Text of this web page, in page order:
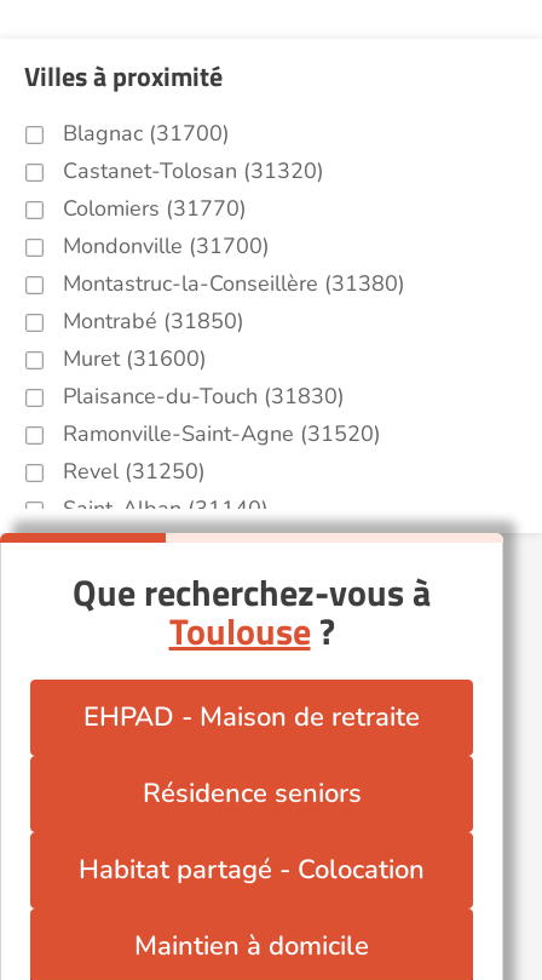
Villes à proximité
Blagnac (31700)
Castanet-Tolosan (31320)
Colomiers (31770)
Mondonville (31700)
Montastruc-la-Conseillère (31380)
Montrabé (31850)
Muret (31600)
Plaisance-du-Touch (31830)
Ramonville-Saint-Agne (31520)
Revel (31250)
Saint-Alban (31140)
Saint-Jean (31240)
Saint-Sulpice-sur-Lèze (31410)
Trébons-sur-la-Grasse (31290)
Villemur-sur-Tarn (31340)
Que recherchez-vous à
Toulouse?
EHPAD - Maison de retraite
Résidence seniors
Habitat partagé - Colocation
Maintien à domicile